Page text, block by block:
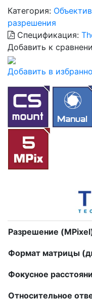
Категория:
разрешения
Спецификация:
Добавить к
Добавить в
Разрешение
Формат матрицы
Фокусное
Относительное